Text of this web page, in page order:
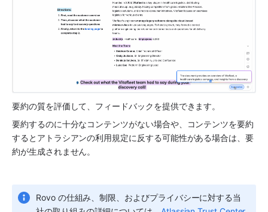
要約の質を評価して、フィードバックを提供できます。
要約するのに十分なコンテンツがない場合や、コンテンツを要約
するとアトラシアンの利用規定に反する可能性がある場合は、要
約が生成されません。
Rovo の仕組み、制限、およびプライバシーに対する当